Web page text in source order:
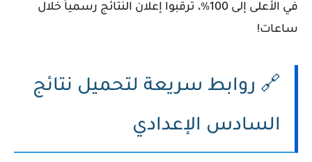
في الأعلى إلى 100%، ترقبوا إعلان النتائج رسمياً خلال
ساعات!
🔗 روابط سريعة لتحميل نتائج
السادس الإعدادي